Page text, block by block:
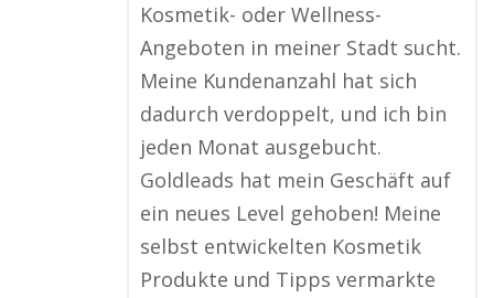
Kosmetik- oder Wellness-
Angeboten in meiner Stadt sucht.
Meine Kundenanzahl hat sich
dadurch verdoppelt, und ich bin
jeden Monat ausgebucht.
Goldleads hat mein Geschäft auf
ein neues Level gehoben! Meine
selbst entwickelten Kosmetik
Produkte und Tipps vermarkte